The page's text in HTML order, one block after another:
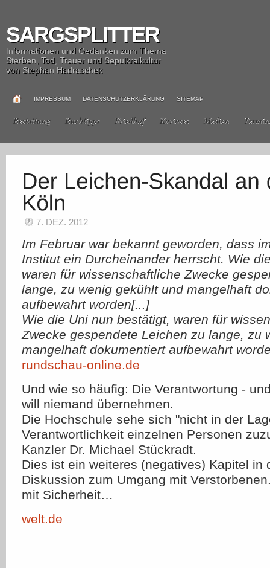
SARGSPLITTER
Informationen und Gedanken zum Thema
Sterben, Tod, Trauer und Sepulkralkultur
von Stephan Hadraschek
IMPRESSUM DATENSCHUTZERKLÄRUNG SITEMAP
Bestattung Buchtipps Friedhof Kurioses Medien
7. DEZ. 2012
Im Februar war bekannt geworden, dass
Institut ein Durcheinander herrscht. Wie
waren für wissenschaftliche Zwecke
lange, zu wenig gekühlt und mangelhaft
aufbewahrt worden[...]
Wie die Uni nun bestätigt, waren für
Zwecke gespendete Leichen zu lange, zu
mangelhaft dokumentiert aufbewahrt
rundschau-online.de
Und wie so häufig: Die Verantwortung -
will niemand übernehmen.
Die Hochschule sehe sich "nicht in der
Verantwortlichkeit einzelnen Personen
Kanzler Dr. Michael Stückradt.
Dies ist ein weiteres (negatives) Kapitel in
Diskussion zum Umgang mit
mit Sicherheit…
welt.de